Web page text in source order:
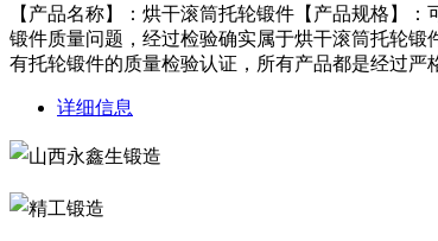
【产品名称】：烘干滚筒托轮锻件【产品规格】
锻件质量问题，经过检验确实属于烘干滚筒托轮
有托轮锻件的质量检验认证，所有产品都是经过严
详细信息